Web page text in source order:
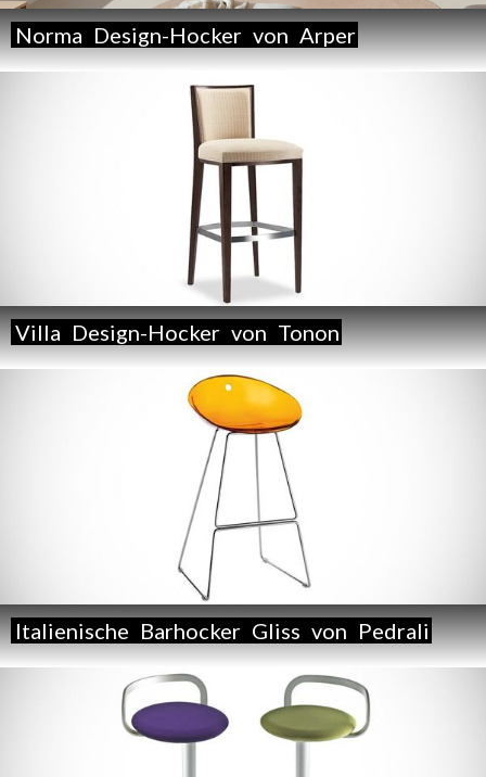
Norma Design-Hocker von Arper
Villa Design-Hocker von Tonon
Italienische Barhocker Gliss von Pedrali